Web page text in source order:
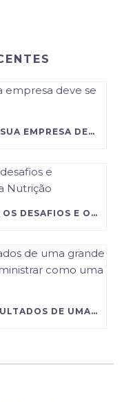
REFORMA TRIBUTÁRIA: COMO SUA EMPRESA DEVE SE PREPARAR PARA AS NOVAS REGRAS?
GESTÃO OFFSHORE: CONHEÇA OS DESAFIOS E OPORTUNIDADES DESSA CARREIRA NA NUTRIÇÃO
NÃO ADIANTA QUERER OS RESULTADOS DE UMA GRANDE EMPRESA SE VOCÊ INSISTE EM ADMINISTRAR COMO UMA PEQUENA